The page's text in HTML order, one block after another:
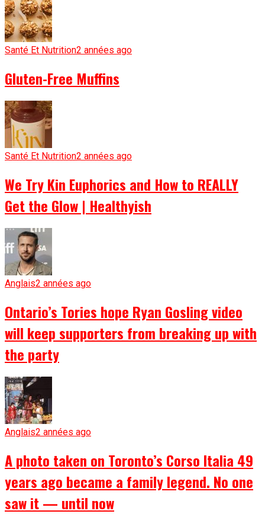
Santé Et Nutrition2 années ago
Gluten-Free Muffins
Santé Et Nutrition2 années ago
We Try Kin Euphorics and How to REALLY
Get the Glow | Healthyish
Anglais2 années ago
Ontario’s Tories hope Ryan Gosling video
will keep supporters from breaking up with
the party
Anglais2 années ago
A photo taken on Toronto’s Corso Italia 49
years ago became a family legend. No one
saw it — until now